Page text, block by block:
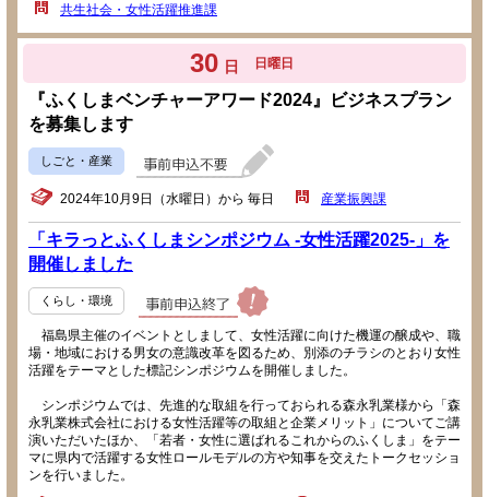
共生社会・女性活躍推進課
30 日 日曜日
『ふくしまベンチャーアワード2024』ビジネスプラン
を募集します
しごと・産業
2024年10月9日（水曜日）から 毎日 産業振興課
「キラっとふくしまシンポジウム -女性活躍2025-」を
開催しました
くらし・環境
福島県主催のイベントとしまして、女性活躍に向けた機運の醸成や、職
場・地域における男女の意識改革を図るため、別添のチラシのとおり女性
活躍をテーマとした標記シンポジウムを開催しました。
シンポジウムでは、先進的な取組を行っておられる森永乳業様から「森
永乳業株式会社における女性活躍等の取組と企業メリット」についてご講
演いただいたほか、「若者・女性に選ばれるこれからのふくしま」をテー
マに県内で活躍する女性ロールモデルの方や知事を交えたトークセッショ
ンを行いました。